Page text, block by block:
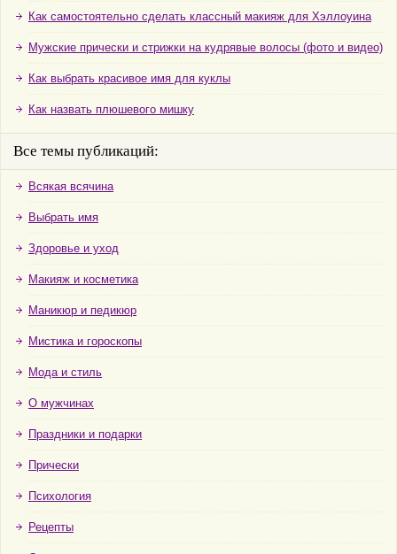
Как самостоятельно сделать классный макияж для Хэллоуина
Мужские прически и стрижки на кудрявые волосы (фото и видео)
Как выбрать красивое имя для куклы
Как назвать плюшевого мишку
Все темы публикаций:
Всякая всячина
Выбрать имя
Здоровье и уход
Макияж и косметика
Маникюр и педикюр
Мистика и гороскопы
Мода и стиль
О мужчинах
Праздники и подарки
Прически
Психология
Рецепты